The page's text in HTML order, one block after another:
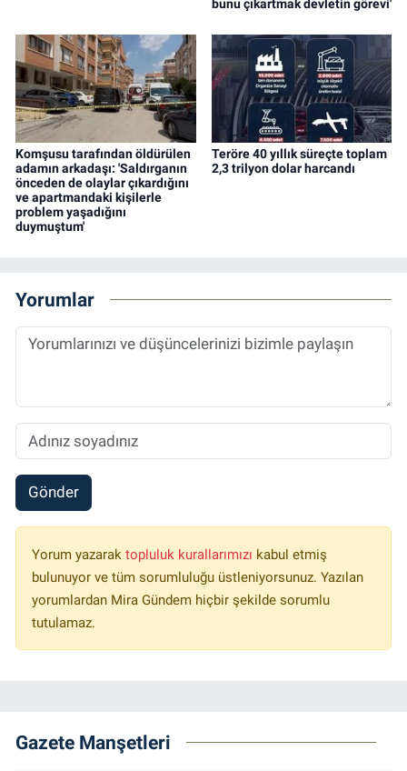
bunu çıkartmak devletin görevi'
Komşusu tarafından öldürülen
adamın arkadaşı: 'Saldırganın
önceden de olaylar çıkardığını
ve apartmandaki kişilerle
problem yaşadığını
duymuştum'
Teröre 40 yıllık süreçte toplam
2,3 trilyon dolar harcandı
Yorumlar
Gönder
Yorum yazarak topluluk kurallarımızı kabul etmiş
bulunuyor ve tüm sorumluluğu üstleniyorsunuz. Yazılan
yorumlardan Mira Gündem hiçbir şekilde sorumlu
tutulamaz.
Gazete Manşetleri